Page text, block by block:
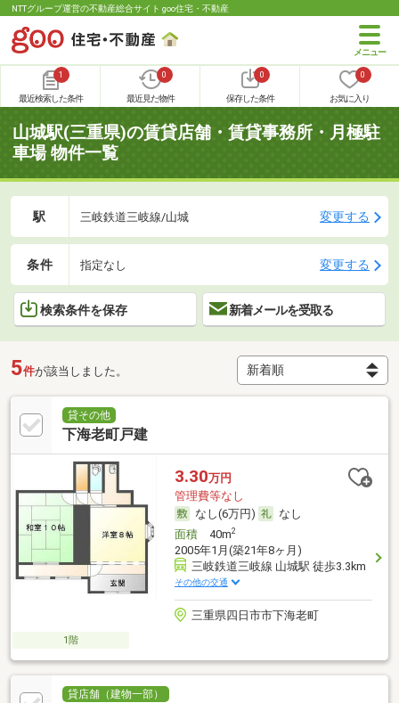
NTTグループ運営の不動産総合サイト goo住宅・不動産
1
最近検索した条件
0
最近見た物件
0
保存した条件
0
お気に入り
山城駅(三重県)の賃貸店舗・賃貸事務所・月極駐
車場 物件一覧
駅 三岐鉄道三岐線/山城 変更する
条件 指定なし 変更する
検索条件を保存 新着メールを受取る
5件が該当しました。
貸その他
下海老町戸建
3.30万円
管理費等なし
なし(6万円)
なし
面積40m2
2005年1月(築21年8ヶ月)
三岐鉄道三岐線 山城駅 徒歩3.3km
その他の交通
三重県四日市市下海老町
1階
貸店舗（建物一部）